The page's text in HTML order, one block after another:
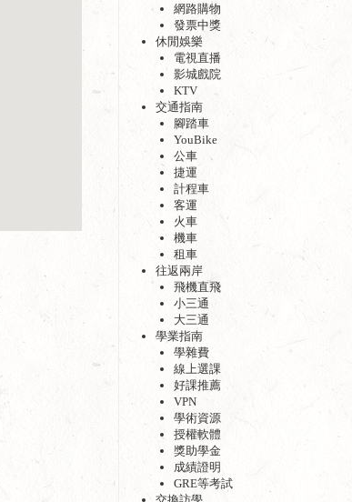
網路購物
發票中獎
休閒娛樂
電視直播
影城戲院
KTV
交通指南
腳踏車
YouBike
公車
捷運
計程車
客運
火車
機車
租車
往返兩岸
飛機直飛
小三通
大三通
學業指南
學雜費
線上選課
好課推薦
VPN
學術資源
授權軟體
獎助學金
成績證明
GRE等考試